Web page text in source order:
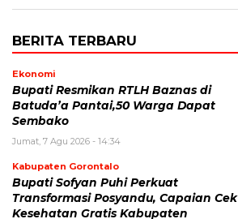
BERITA TERBARU
Ekonomi
Bupati Resmikan RTLH Baznas di
Batuda’a Pantai,50 Warga Dapat
Sembako
Jumat, 7 Agu 2026 - 14:34
Kabupaten Gorontalo
Bupati Sofyan Puhi Perkuat
Transformasi Posyandu, Capaian Cek
Kesehatan Gratis Kabupaten